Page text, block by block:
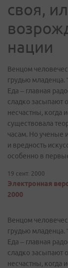
своя,
нации
Венцом
грудью младенца.
Еда – главная
сладко засыпают
несчастны, когда
существовала
часам. Но ученые
и вредность
особенно в
19 сент. 2000
Электронная
2000
Венцом
грудью младенца.
Еда – главная
сладко засыпают
несчастны, когда